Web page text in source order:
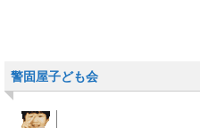
警固屋子ども会